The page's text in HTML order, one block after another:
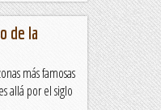
de la
más famosas
allá por el siglo